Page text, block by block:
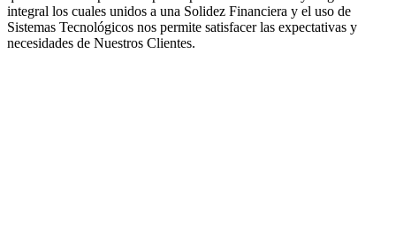
integral los cuales unidos a una Solidez Financiera y el uso de
Sistemas Tecnológicos nos permite satisfacer las expectativas y
necesidades de Nuestros Clientes.